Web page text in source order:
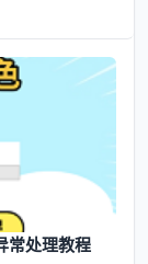
常处理教程